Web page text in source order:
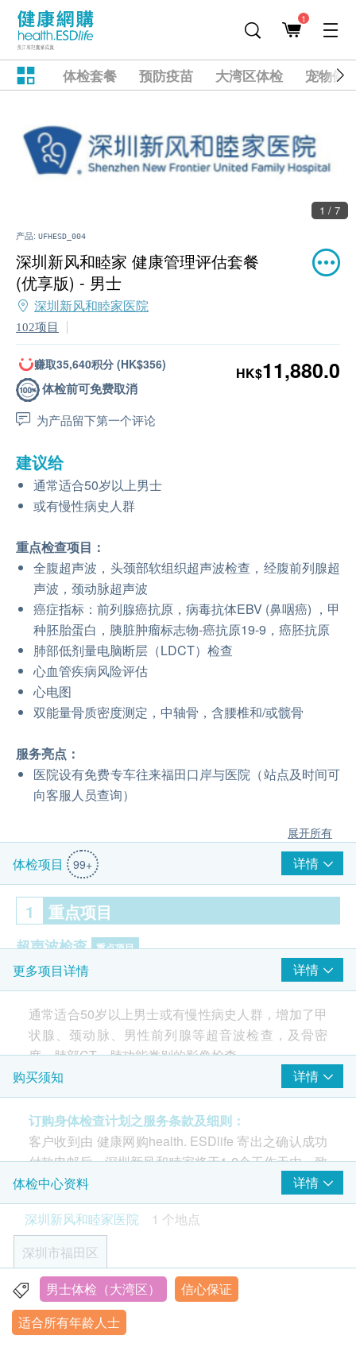
1
体检套餐 预防疫苗 大湾区体检 宠物健
1 / 7
产品: UFHESD_004
深圳新风和睦家 健康管理评估套餐
(优享版) - 男士
深圳新风和睦家医院
102项目
赚取35,640积分 (HK$356)
体检前可免费取消
为产品留下第一个评论
HK$11,880.0
建议给
通常适合50岁以上男士
或有慢性病史人群
重点检查项目：
全腹超声波，头颈部软组织超声波检查，经腹前列腺超
声波，颈动脉超声波
癌症指标：前列腺癌抗原，病毒抗体EBV (鼻咽癌) ，甲
种胚胎蛋白，胰脏肿瘤标志物-癌抗原19-9，癌胚抗原
肺部低剂量电脑断层（LDCT）检查
心血管疾病风险评估
心电图
双能量骨质密度测定，中轴骨，含腰椎和/或髋骨
服务亮点：
医院设有免费专车往来福田口岸与医院（站点及时间可
向客服人员查询）
展开所有
体检项目 99+ 详情
1 重点项目
超声波检查 重点项目
全腹超声波
经腹前列腺超声波
颈动脉超声波
癌症指标
前列腺癌抗原
病毒抗体EBV (鼻咽癌)
甲种胚胎蛋白
胰脏肿瘤标志物-癌抗原19-9
癌胚抗原
肺癌风险评估 重点项目
肺部低剂量计算机断层（LDCT）检查
心血管风险评估 重点项目
心血管疾病风险评估
更多项目详情 详情
通常适合50岁以上男士或有慢性病史人群，增加了甲
状腺、颈动脉、男性前列腺等超音波检查，及骨密
度、肺部CT、肺功能类别的影像检查。
注意事项
评估前一天
建议晚上10点后不要进食或喝饮料。
可以少量饮白开水（不超过200m)。
建议尽量避免在评估前一天饮酒。
评估当天
评估完成前建议不要进食或喝饮料，
可以少量饮白开水（不超过200ml)。
药物
购买须知 详情
订购身体检查计划之服务条款及细则：
客户收到由 健康网购health. ESDlife 寄出之确认成功
付款电邮后，深圳新风和睦家将于1-2个工作天内，致
电客户预约身体检查时间。 预约成功后，客户会收到
短信通知。
体检报告：
健康管理评估后，医生将根据您的健康状况给予详
细的分析并制定计划来解决问题，帮助您管理健康
状况。
深圳新风和睦家的大部分医生均可以讲广东话，如
体检中心资料
详情
深圳新风和睦家医院
1 个地点
深圳市福田区
深圳市福田区福强路4012号
显示地图
男士体检（大湾区）
信心保证
适合所有年龄人士